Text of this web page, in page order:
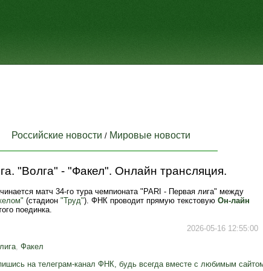
Российские новости / Мировые новости
"Волга" - "Факел". Онлайн трансляция.
матч 34-го тура чемпионата "PARI - Первая лига" между
(стадион "Труд"). ФНК проводит прямую текстовую Он-лайн
поединка.
2026-05-16 12:55:00
, Факел
на телеграм-канал ФНК, будь всегда вместе с любимым